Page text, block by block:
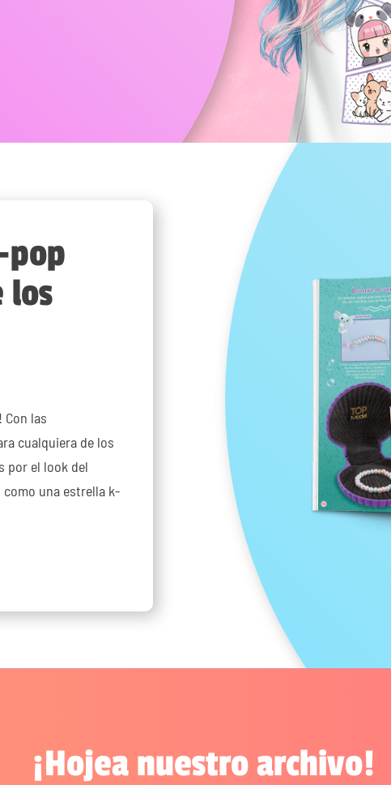
pop
los
Con las
cualquiera de los
por el look del
una estrella k-
¡Hojea nuestro archivo!